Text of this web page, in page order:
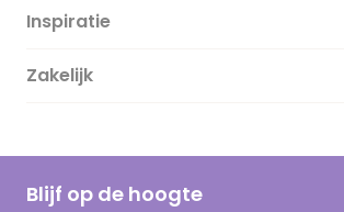
Over ons
Duurzaamheid
Hallmark Kaartclub
Inspiratie
Magazine
Cadeau inspiratie
Kaartinspiratie
Zakelijk
Blijf op de hoogte